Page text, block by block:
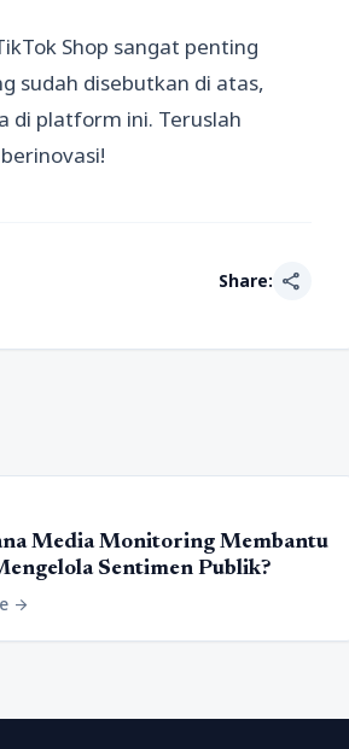
Shop sangat penting
sudah disebutkan di atas,
di platform ini. Teruslah
Share: share
Media Monitoring Membantu
Sentimen Publik?
arrow_forward